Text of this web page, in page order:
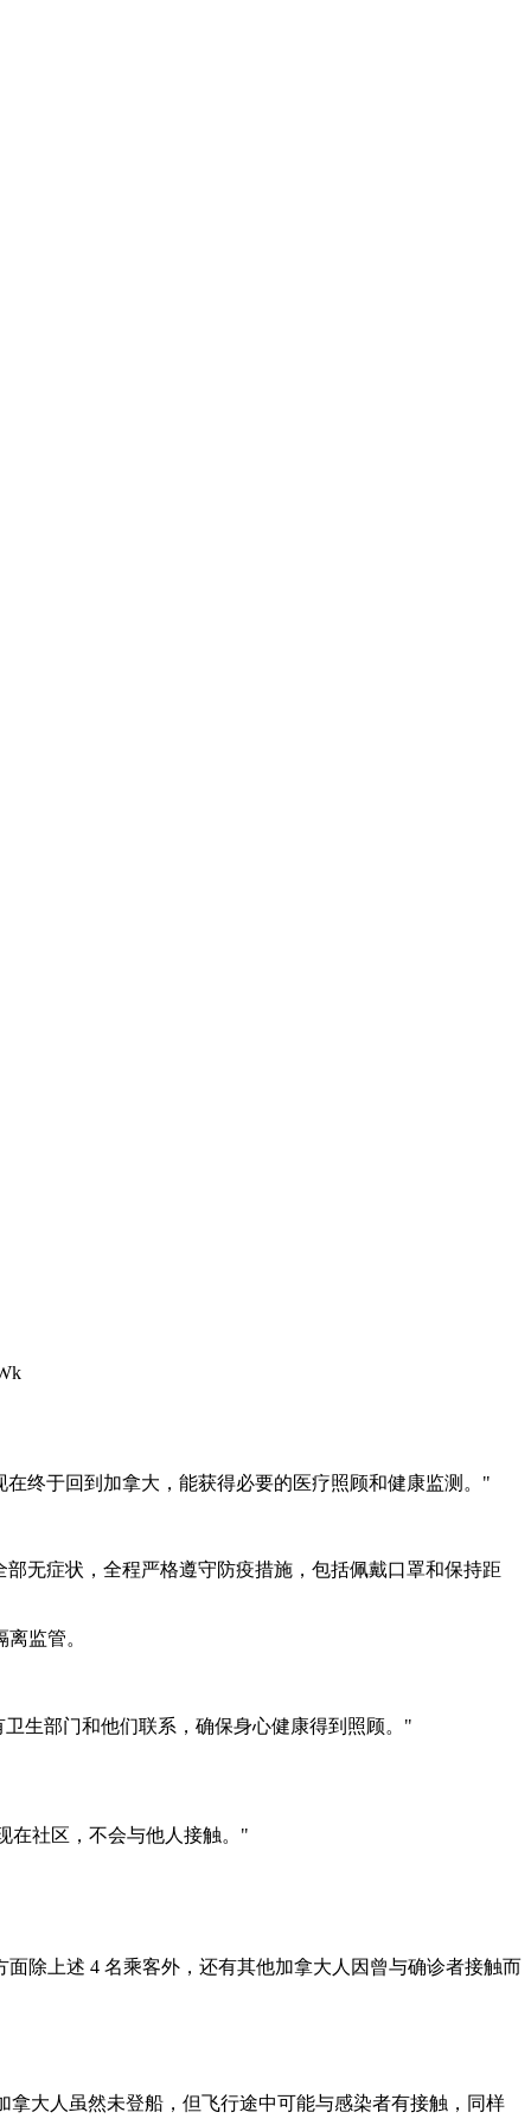
终于回到加拿大，能获得必要的医疗照顾和健康监测。"
无症状，全程严格遵守防疫措施，包括佩戴口罩和保持距
监管。
生部门和他们联系，确保身心健康得到照顾。"
在社区，不会与他人接触。"
除上述 4 名乘客外，还有其他加拿大人因曾与确诊者接触而
拿大人虽然未登船，但飞行途中可能与感染者有接触，同样